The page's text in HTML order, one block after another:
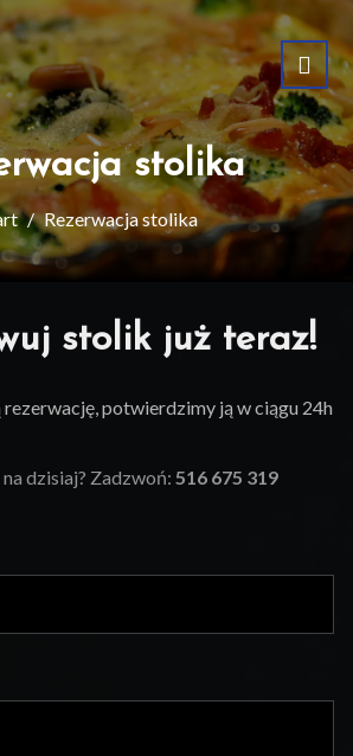
stolika
Rezerwacja stolika
stolik już teraz!
potwierdzimy ją w ciągu 24h
dzisiaj? Zadzwoń: 516 675 319